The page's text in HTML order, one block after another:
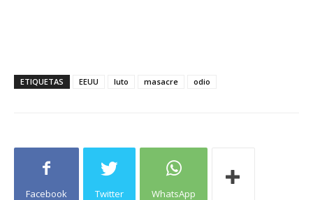
ETIQUETAS EEUU luto masacre odio
Facebook Twitter WhatsApp